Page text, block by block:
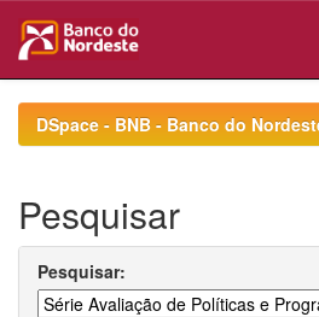
navigationDSpace - BNB - Banco do
Pesquisar
Pesquisar: